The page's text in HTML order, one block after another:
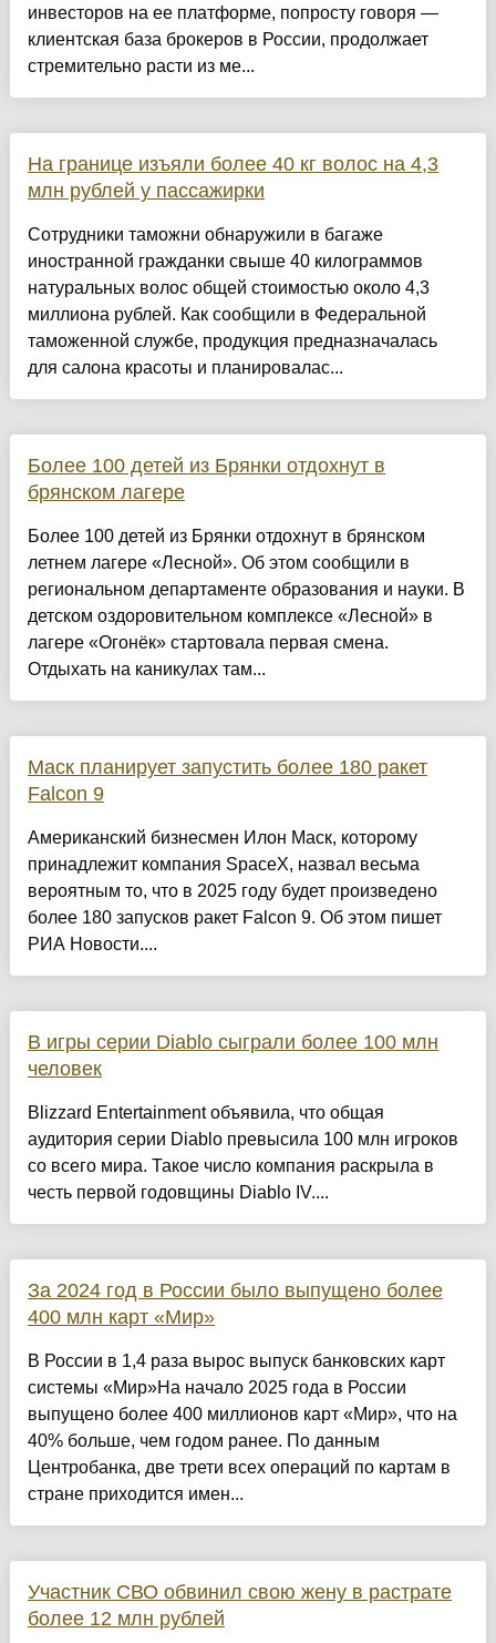
инвесторов на ее платформе, попросту говоря —
клиентская база брокеров в России, продолжает
стремительно расти из ме...
На границе изъяли более 40 кг волос на 4,3
млн рублей у пассажирки
Сотрудники таможни обнаружили в багаже
иностранной гражданки свыше 40 килограммов
натуральных волос общей стоимостью около 4,3
миллиона рублей. Как сообщили в Федеральной
таможенной службе, продукция предназначалась
для салона красоты и планировалас...
Более 100 детей из Брянки отдохнут в
брянском лагере
Более 100 детей из Брянки отдохнут в брянском
летнем лагере «Лесной». Об этом сообщили в
региональном департаменте образования и науки. В
детском оздоровительном комплексе «Лесной» в
лагере «Огонёк» стартовала первая смена.
Отдыхать на каникулах там...
Маск планирует запустить более 180 ракет
Falcon 9
Американский бизнесмен Илон Маск, которому
принадлежит компания SpaceX, назвал весьма
вероятным то, что в 2025 году будет произведено
более 180 запусков ракет Falcon 9. Об этом пишет
РИА Новости....
В игры серии Diablo сыграли более 100 млн
человек
Blizzard Entertainment объявила, что общая
аудитория серии Diablo превысила 100 млн игроков
со всего мира. Такое число компания раскрыла в
честь первой годовщины Diablo IV....
За 2024 год в России было выпущено более
400 млн карт «Мир»
В России в 1,4 раза вырос выпуск банковских карт
системы «Мир»На начало 2025 года в России
выпущено более 400 миллионов карт «Мир», что на
40% больше, чем годом ранее. По данным
Центробанка, две трети всех операций по картам в
стране приходится имен...
Участник СВО обвинил свою жену в растрате
более 12 млн рублей